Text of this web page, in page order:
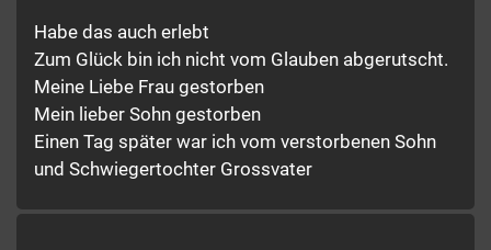
Habe das auch erlebt
Zum Glück bin ich nicht vom Glauben abgerutscht.
Meine Liebe Frau gestorben
Mein lieber Sohn gestorben
Einen Tag später war ich vom verstorbenen Sohn
und Schwiegertochter Grossvater